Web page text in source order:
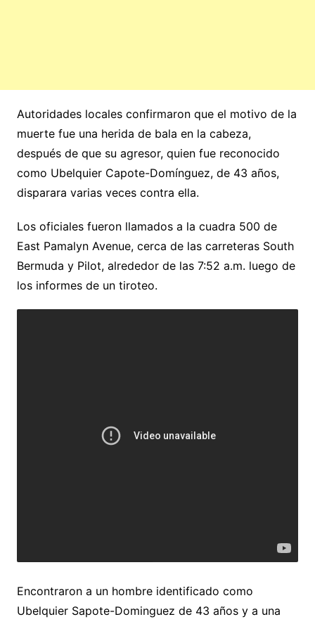
Autoridades locales confirmaron que el motivo de la
muerte fue una herida de bala en la cabeza,
después de que su agresor, quien fue reconocido
como Ubelquier Capote-Domínguez, de 43 años,
disparara varias veces contra ella.
Los oficiales fueron llamados a la cuadra 500 de
East Pamalyn Avenue, cerca de las carreteras South
Bermuda y Pilot, alrededor de las 7:52 a.m. luego de
los informes de un tiroteo.
Encontraron a un hombre identificado como
Ubelquier Sapote-Dominguez de 43 años y a una